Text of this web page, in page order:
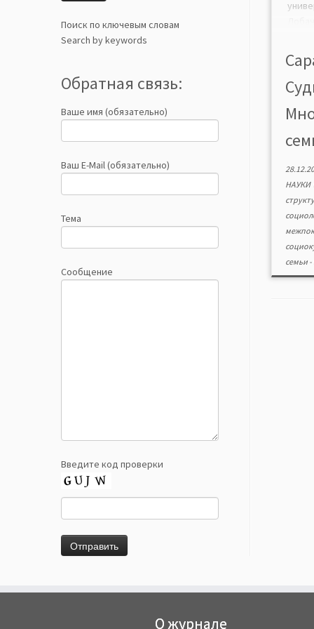
Поиск по ключевым словам
Search by keywords
Обратная связь:
Ваше имя (обязательно)
Ваш E-Mail (обязательно)
Тема
Сообщение
Введите код проверки
[…]
НАУКИ
семьи -
О журнале